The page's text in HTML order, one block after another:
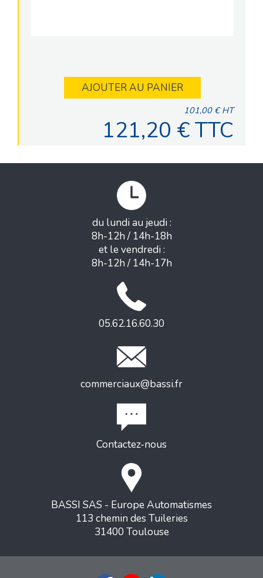
AJOUTER AU PANIER
101,00 € HT
121,20 € TTC
du lundi au jeudi :
8h-12h / 14h-18h
et le vendredi :
8h-12h / 14h-17h
05.62.16.60.30
commerciaux@bassi.fr
Contactez-nous
BASSI SAS - Europe Automatismes
113 chemin des Tuileries
31400 Toulouse